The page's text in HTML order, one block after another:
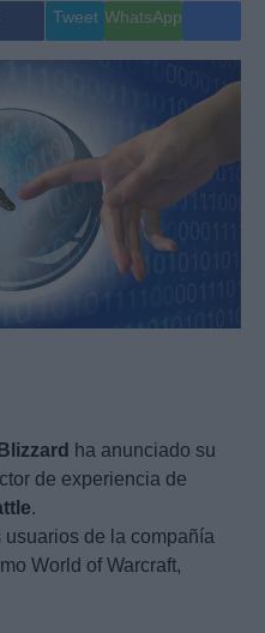
Musica
Tweet WhatsApp
Blizzard ha anunciado su
de experiencia de
.
de la compañía
World of Warcraft,